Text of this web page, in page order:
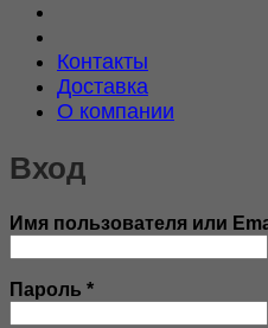
Контакты
Доставка
О компании
Вход
Имя пользователя или
Пароль *Обязательно